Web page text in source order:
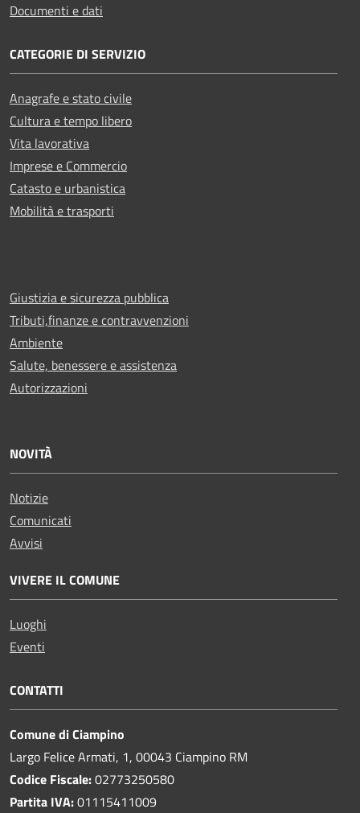
Documenti e dati
CATEGORIE DI SERVIZIO
Anagrafe e stato civile
Cultura e tempo libero
Vita lavorativa
Imprese e Commercio
Catasto e urbanistica
Mobilità e trasporti
Giustizia e sicurezza pubblica
Tributi,finanze e contravvenzioni
Ambiente
Salute, benessere e assistenza
Autorizzazioni
NOVITÀ
Notizie
Comunicati
Avvisi
VIVERE IL COMUNE
Luoghi
Eventi
CONTATTI
Comune di Ciampino
Largo Felice Armati, 1, 00043 Ciampino RM
Codice Fiscale:02773250580
Partita IVA:01115411009